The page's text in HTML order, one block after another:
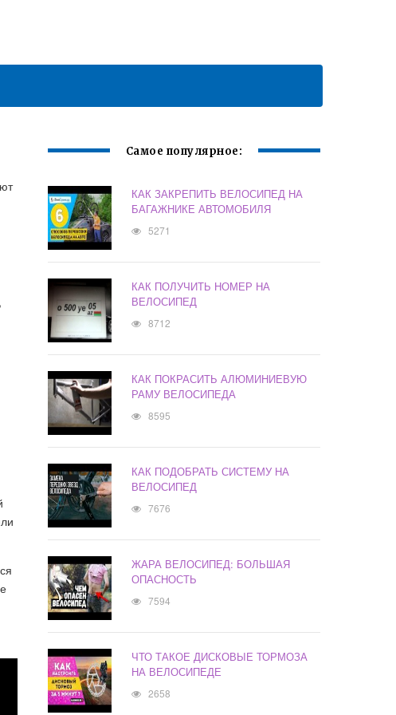
Самое популярное:
КАК ЗАКРЕПИТЬ ВЕЛОСИПЕД НА
БАГАЖНИКЕ АВТОМОБИЛЯ
5271
КАК ПОЛУЧИТЬ НОМЕР НА
ВЕЛОСИПЕД
8712
КАК ПОКРАСИТЬ АЛЮМИНИЕВУЮ
РАМУ ВЕЛОСИПЕДА
8595
КАК ПОДОБРАТЬ СИСТЕМУ НА
ВЕЛОСИПЕД
7676
ЖАРА ВЕЛОСИПЕД: БОЛЬШАЯ
ОПАСНОСТЬ
7594
ЧТО ТАКОЕ ДИСКОВЫЕ ТОРМОЗА
НА ВЕЛОСИПЕДЕ
2658